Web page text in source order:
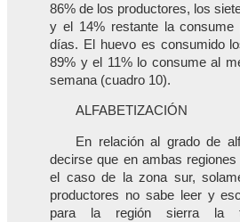
86% de los productores, los
y el 14% restante la consume
días. El huevo es consumido
89% y el 11% lo consume al
semana (cuadro 10).
ALFABETIZACIÓN
En relación al grado de
decirse que en ambas
el caso de la zona sur,
productores no sabe leer y
para la región sierra la